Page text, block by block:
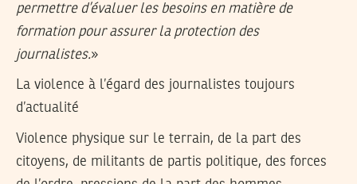
permettre d’évaluer les besoins en matière de
formation pour assurer la protection des
journalistes.»
La violence à l’égard des journalistes toujours
d’actualité
Violence physique sur le terrain, de la part des
citoyens, de militants de partis politique, des forces